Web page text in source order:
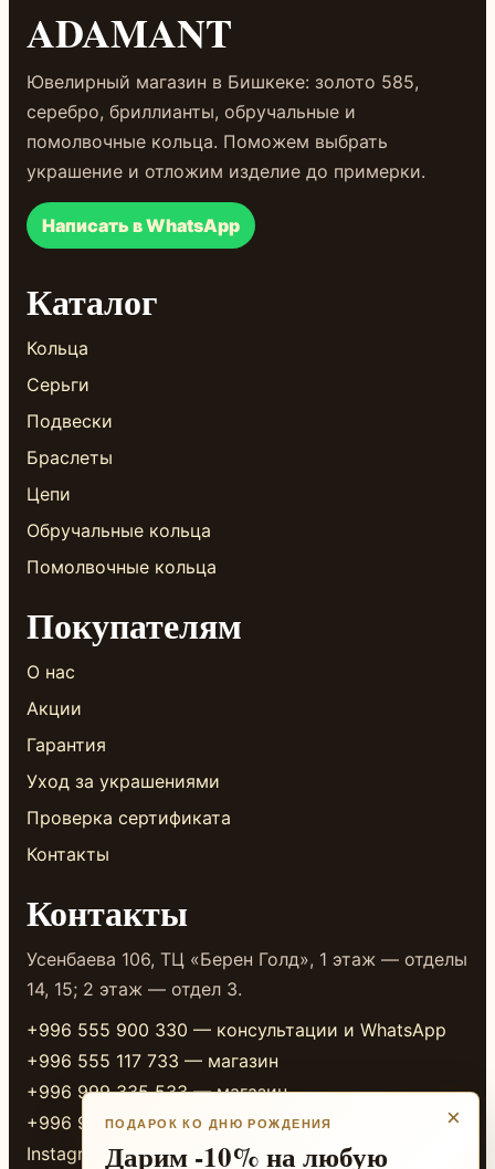
ADAMANT
Ювелирный магазин в Бишкеке: золото 585,
серебро, бриллианты, обручальные и
помолвочные кольца. Поможем выбрать
украшение и отложим изделие до примерки.
Написать в WhatsApp
Каталог
Кольца
Серьги
Подвески
Браслеты
Цепи
Обручальные кольца
Помолвочные кольца
Покупателям
О нас
Акции
Гарантия
Уход за украшениями
Проверка сертификата
Контакты
Контакты
Усенбаева 106, ТЦ «Берен Голд», 1 этаж — отделы
14, 15; 2 этаж — отдел 3.
+996 555 900 330 — консультации и WhatsApp
+996 555 117 733 — магазин
+996 999 335 533 — магазин
+996 999 338 333 — магазин
Instagram
×
ПОДАРОК КО ДНЮ РОЖДЕНИЯ
Дарим -10% на любую